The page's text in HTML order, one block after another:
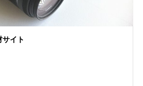
イト